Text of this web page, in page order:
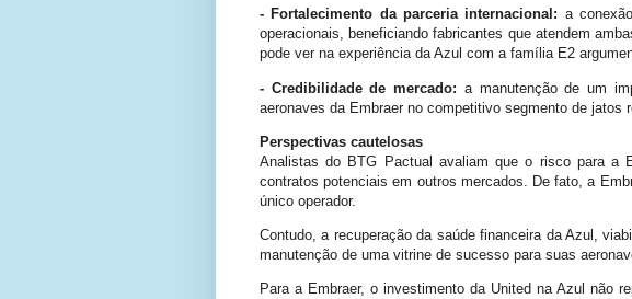
- Fortalecimento da parceria internacional: a
operacionais, beneficiando fabricantes que atendem
pode ver na experiência da Azul com a família E2
- Credibilidade de mercado: a manutenção de um
aeronaves da Embraer no competitivo segmento de jatos
Perspectivas cautelosas
Analistas do BTG Pactual avaliam que o risco para a
contratos potenciais em outros mercados. De fato, a
único operador.
Contudo, a recuperação da saúde financeira da Azul,
manutenção de uma vitrine de sucesso para suas
Para a Embraer, o investimento da United na Azul não